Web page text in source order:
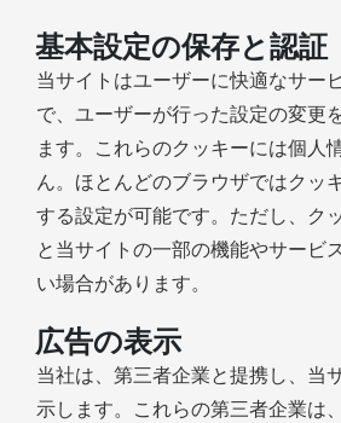
基本設定の保存と認証
当サイトはユーザーに快適なサー
で、ユーザーが行った設定の変更
ます。これらのクッキーには個人
ん。ほとんどのブラウザではクッ
する設定が可能です。ただし、ク
と当サイトの一部の機能やサービ
い場合があります。
広告の表示
当社は、第三者企業と提携し、当
示します。これらの第三者企業は